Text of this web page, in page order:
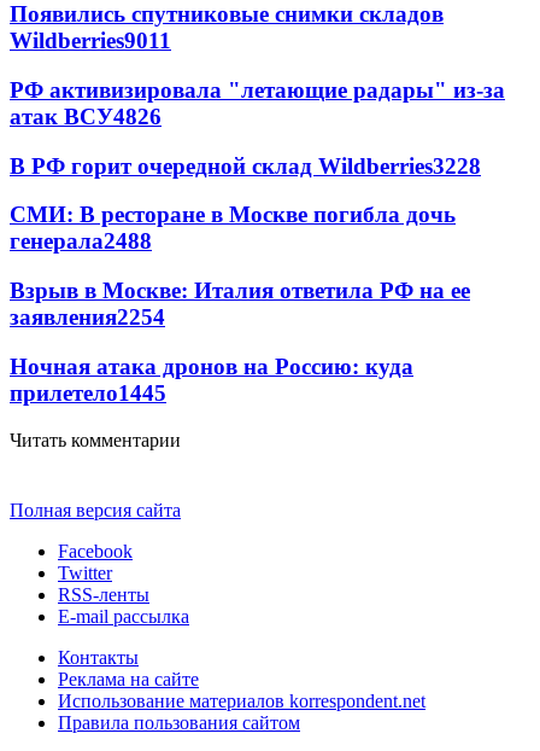
Появились спутниковые снимки складов
Wildberries9011
РФ активизировала "летающие радары" из-за
атак ВСУ4826
В РФ горит очередной склад Wildberries3228
СМИ: В ресторане в Москве погибла дочь
генерала2488
Взрыв в Москве: Италия ответила РФ на ее
заявления2254
Ночная атака дронов на Россию: куда
прилетело1445
Читать комментарии
Полная версия сайта
Facebook
Twitter
RSS-ленты
E-mail рассылка
Контакты
Реклама на сайте
Использование материалов korrespondent.net
Правила пользования сайтом